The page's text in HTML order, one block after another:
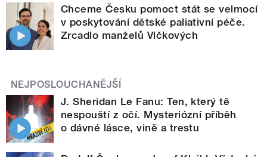
Chceme Česku pomoct stát se velmocí
v poskytování dětské paliativní péče.
Zrcadlo manželů Vlčkových
NEJPOSLOUCHANĚJŠÍ
J. Sheridan Le Fanu: Ten, který tě
nespouští z očí. Mysteriózní příběh
o dávné lásce, vině a trestu